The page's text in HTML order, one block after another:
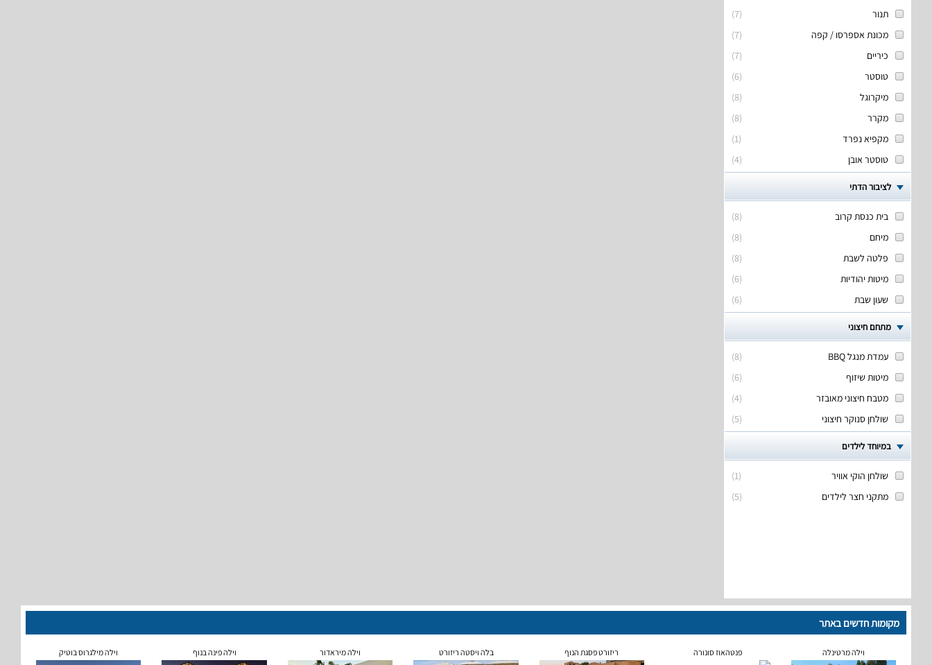
(
7
)
תנור
(
7
)
מכונת אספרסו / קפה
(
7
)
כיריים
(
6
)
טוסטר
(
8
)
מיקרוגל
(
8
)
מקרר
(
1
)
מקפיא נפרד
(
4
) טוסטר אובן
לציבור הדתי
(
8
)
בית כנסת קרוב
(
8
)
מיחם
(
8
)
פלטה לשבת
(
6
)
מיטות יהודיות
(
6
) שעון שבת
מתחם חיצוני
(
8
)
עמדת מנגל BBQ
(
6
)
מיטות שיזוף
(
4
)
מטבח חיצוני מאובזר
(
5
) שולחן סנוקר חיצוני
במיוחד לילדים
(
1
)
שולחן הוקי אוויר
(
5
) מתקני חצר לילדים
מקומות חדשים באתר
וילה מרטינלה פנטהאוז סונורה ריזורט פסגת הנוף בלה ויסטה ריזורט וילה מיראדור וילה פינה בנוף וילה מילגרוס בוטיק